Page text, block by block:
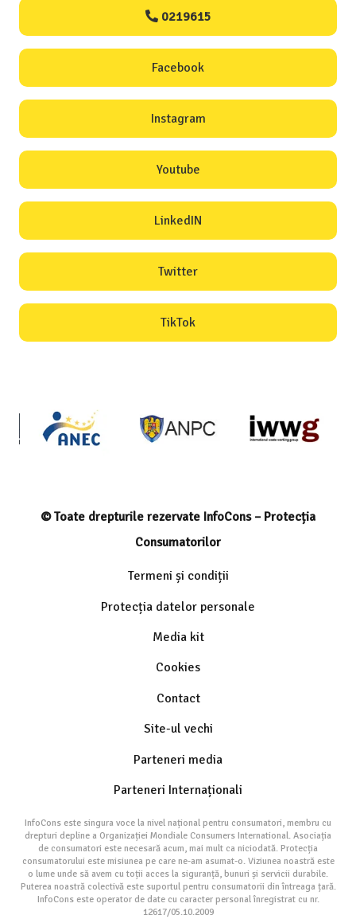
0219615
Facebook
Instagram
Youtube
LinkedIN
Twitter
TikTok
© Toate drepturile rezervate InfoCons – Protecția
Consumatorilor
Termeni și condiții
Protecția datelor personale
Media kit
Cookies
Contact
Site-ul vechi
Parteneri media
Parteneri Internaționali
InfoCons este singura voce la nivel național pentru consumatori, membru cu
drepturi depline a Organizației Mondiale Consumers International. Asociația
de consumatori este necesară acum, mai mult ca niciodată. Protecția
consumatorului este misiunea pe care ne-am asumat-o. Viziunea noastră este
o lume unde să avem cu toții acces la siguranță, bunuri și servicii durabile.
Puterea noastră colectivă este suportul pentru consumatorii din întreaga țară.
InfoCons este operator de date cu caracter personal înregistrat cu nr.
12617/05.10.2009